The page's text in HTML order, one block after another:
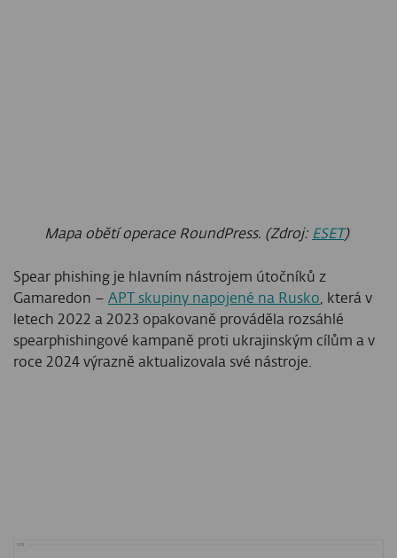
Mapa obětí operace RoundPress. (Zdroj: ESET)
Spear phishing je hlavním nástrojem útočníků z
Gamaredon – APT skupiny napojené na Rusko, která v
letech 2022 a 2023 opakovaně prováděla rozsáhlé
spearphishingové kampaně proti ukrajinským cílům a v
roce 2024 výrazně aktualizovala své nástroje.